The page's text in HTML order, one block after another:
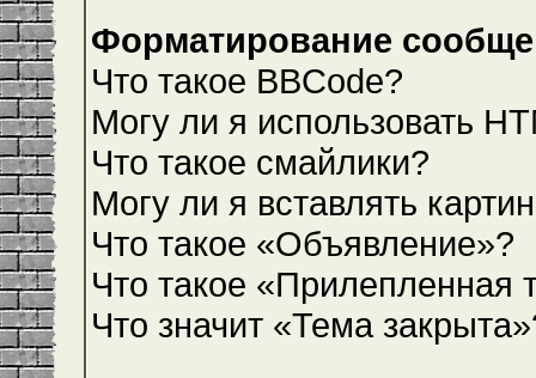
Форматирование
Что такое BBCode?
Могу ли я использовать
Что такое смайлики?
Могу ли я вставлять
Что такое «Объявление»?
Что такое «Прилепленная
Что значит «Тема